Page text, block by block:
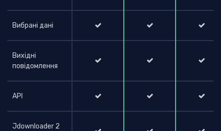
Вибрані дані
Вихідні
повідомлення
API
Jdownloader 2